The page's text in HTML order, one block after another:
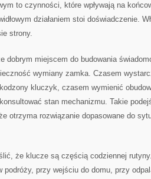
to czynności, które wpływają na
działaniem stoi doświadczenie.
strony.
dobrym miejscem do budowania
wymiany zamka. Czasem
kluczyk, czasem wymienić
stan mechanizmu. Takie
otrzyma rozwiązanie dopasowane do
że klucze są częścią codziennej
podróży, przy wejściu do domu, przy